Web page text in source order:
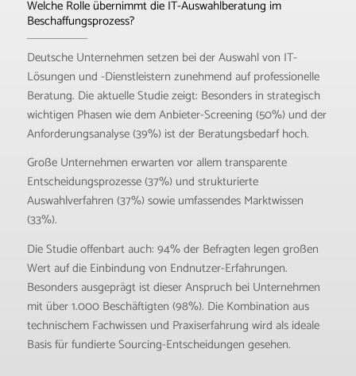
Welche Rolle übernimmt die IT-Auswahlberatung im
Beschaffungsprozess?
Deutsche Unternehmen setzen bei der Auswahl von IT-
Lösungen und -Dienstleistern zunehmend auf professionelle
Beratung. Die aktuelle Studie zeigt: Besonders in strategisch
wichtigen Phasen wie dem Anbieter-Screening (50%) und der
Anforderungsanalyse (39%) ist der Beratungsbedarf hoch.
Große Unternehmen erwarten vor allem transparente
Entscheidungsprozesse (37%) und strukturierte
Auswahlverfahren (37%) sowie umfassendes Marktwissen
(33%).
Die Studie offenbart auch: 94% der Befragten legen großen
Wert auf die Einbindung von Endnutzer-Erfahrungen.
Besonders ausgeprägt ist dieser Anspruch bei Unternehmen
mit über 1.000 Beschäftigten (98%). Die Kombination aus
technischem Fachwissen und Praxiserfahrung wird als ideale
Basis für fundierte Sourcing-Entscheidungen gesehen.